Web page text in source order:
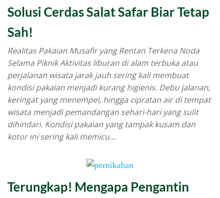
Solusi Cerdas Salat Safar Biar Tetap
Sah!
Realitas Pakaian Musafir yang Rentan Terkena Noda
Selama Piknik Aktivitas liburan di alam terbuka atau
perjalanan wisata jarak jauh sering kali membuat
kondisi pakaian menjadi kurang higienis. Debu jalanan,
keringat yang menempel, hingga cipratan air di tempat
wisata menjadi pemandangan sehari-hari yang sulit
dihindari. Kondisi pakaian yang tampak kusam dan
kotor ini sering kali memicu…
Terungkap! Mengapa Pengantin